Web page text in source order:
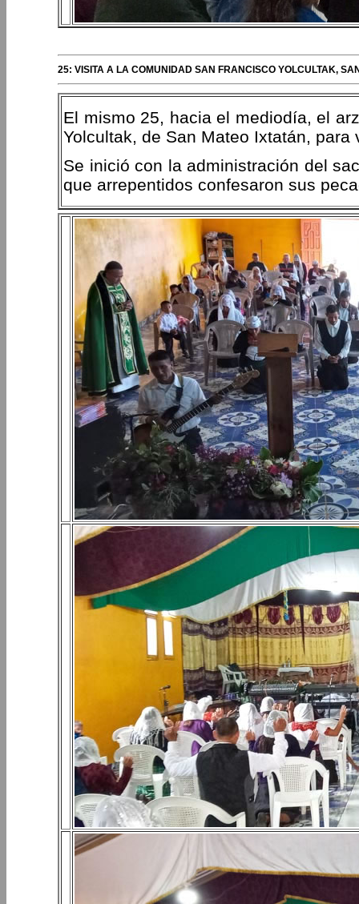
25: VISITA A LA COMUNIDAD SAN FRANCISCO YOLCULTAK,
El mismo 25, hacia el mediodía, el
Yolcultak, de San Mateo Ixtatán,
Se inició con la administración del
que arrepentidos confesaron sus